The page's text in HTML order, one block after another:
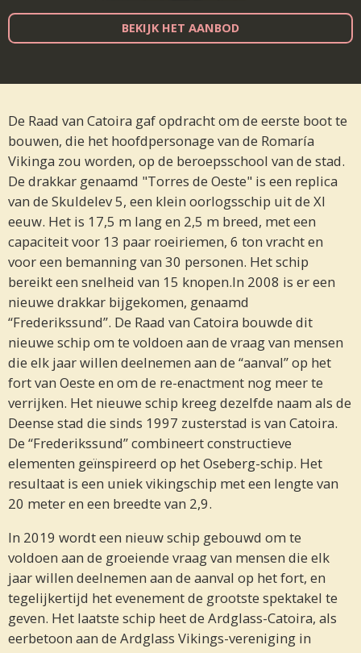
BEKIJK HET AANBOD
De Raad van Catoira gaf opdracht om de eerste boot te
bouwen, die het hoofdpersonage van de Romaría
Vikinga zou worden, op de beroepsschool van de stad.
De drakkar genaamd "Torres de Oeste" is een replica
van de Skuldelev 5, een klein oorlogsschip uit de XI
eeuw. Het is 17,5 m lang en 2,5 m breed, met een
capaciteit voor 13 paar roeiriemen, 6 ton vracht en
voor een bemanning van 30 personen. Het schip
bereikt een snelheid van 15 knopen.In 2008 is er een
nieuwe drakkar bijgekomen, genaamd
“Frederikssund”. De Raad van Catoira bouwde dit
nieuwe schip om te voldoen aan de vraag van mensen
die elk jaar willen deelnemen aan de “aanval” op het
fort van Oeste en om de re-enactment nog meer te
verrijken. Het nieuwe schip kreeg dezelfde naam als de
Deense stad die sinds 1997 zusterstad is van Catoira.
De “Frederikssund” combineert constructieve
elementen geïnspireerd op het Oseberg-schip. Het
resultaat is een uniek vikingschip met een lengte van
20 meter en een breedte van 2,9.
In 2019 wordt een nieuw schip gebouwd om te
voldoen aan de groeiende vraag van mensen die elk
jaar willen deelnemen aan de aanval op het fort, en
tegelijkertijd het evenement de grootste spektakel te
geven. Het laatste schip heet de Ardglass-Catoira, als
eerbetoon aan de Ardglass Vikings-vereniging in